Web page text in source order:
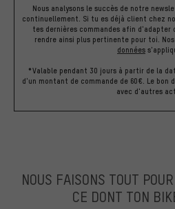
Nous analysons le succès de notre
continuellement. Si tu es déjà client chez
tes dernières commandes afin
rendre ainsi plus pertinente pour toi. Nos
données
*Valable pendant 30 jours à partir de la
d'un montant de commande de 60€. Le
avec d'autres
NOUS FAISONS TOUT
CE DONT TON